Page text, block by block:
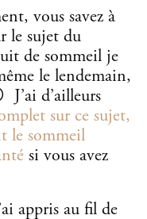
vous savez à
le sujet du
de sommeil je
le lendemain,
J’ai d’ailleurs
sur ce sujet,
le sommeil
si vous avez
appris au fil de